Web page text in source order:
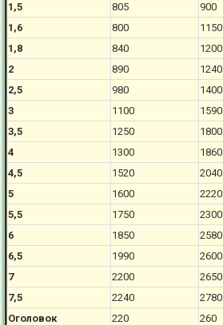
1,5 805 900
1,6
800 1150
1,8
840 1200
2
890 1240
2,5
980 1400
3
1100 1590
3,5
1250 1800
4
1300 1860
4,5
1520 2040
5
1600 2220
5,5
1750 2300
6
1850 2580
6,5
1990 2600
7
2200 2650
7,5
2240 2780
Оголовок
220 260